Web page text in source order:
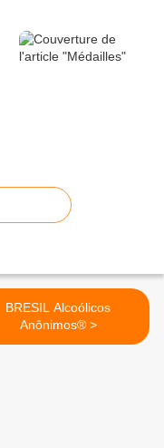
BRESIL Alcoólicos
Anônimos® >